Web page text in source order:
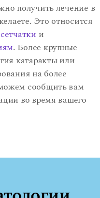
получить лечение в
Это относится
и
. Более крупные
катаракты или
на более
сообщить вам
во время вашего